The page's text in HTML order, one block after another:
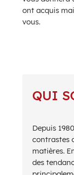
ont acquis
vous.
QUI
Depuis
contrastes
matières.
des